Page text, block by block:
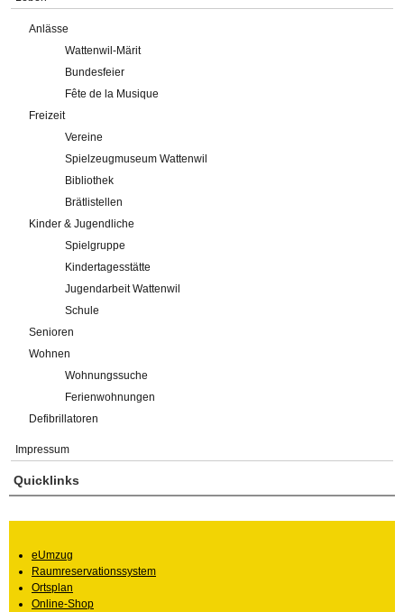
Anlässe
Wattenwil-Märit
Bundesfeier
Fête de la Musique
Freizeit
Vereine
Spielzeugmuseum Wattenwil
Bibliothek
Brätlistellen
Kinder & Jugendliche
Spielgruppe
Kindertagesstätte
Jugendarbeit Wattenwil
Schule
Senioren
Wohnen
Wohnungssuche
Ferienwohnungen
Defibrillatoren
Impressum
Quicklinks
eUmzug
Raumreservationssystem
Ortsplan
Online-Shop